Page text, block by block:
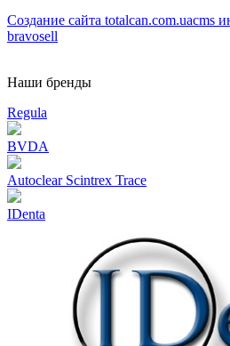
Создание сайта totalcan.com.uacms
bravosell
Наши бренды
Regula
BVDA
Autoclear Scintrex Trace
IDenta